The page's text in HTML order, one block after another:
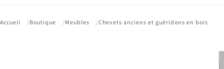
Accueil Boutique Meubles Chevets anciens et guéridons en bois